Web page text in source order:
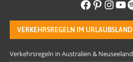
VERKEHRSREGELN IM URLAUBSLAND
Verkehrsregeln in Australien & Neuseeland